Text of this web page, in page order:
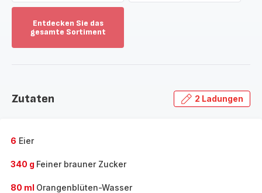
Entdecken Sie das
gesamte Sortiment
das
Zutaten 2 Ladungen
6 Eier
340 g Feiner brauner Zucker
80 ml Orangenblüten-Wasser